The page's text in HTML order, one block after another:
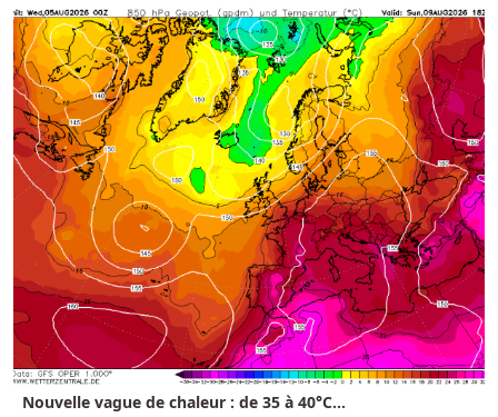
Nouvelle vague de chaleur : de 35 à 40°C...